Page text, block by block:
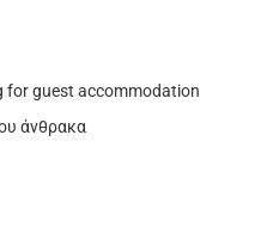
for guest accommodation
άνθρακα